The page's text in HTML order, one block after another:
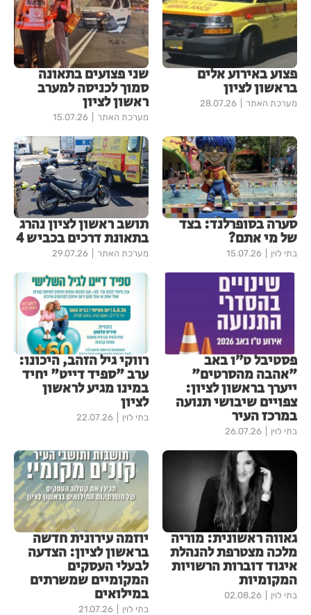
פצוע באירוע אלים
בראשון לציון
מערכת האתר 28.07.26
שני פצועים בתאונה
סמוך לכניסה למערב
ראשון לציון
מערכת האתר 15.07.26
סערה בסופרלנד: בצד
של מי אתם?
בתי לוין 15.07.26
תושב ראשון לציון נהרג
בתאונת דרכים בכביש 4
מערכת האתר 29.07.26
פסטיבל ט״ו באב
"אהבה מהסרטים"
ייערך בראשון לציון:
צפויים שיבושי תנועה
במרכז העיר
בתי לוין 26.07.26
רווקי גיל הזהב, היכונו:
ערב "ספיד דייט" יחיד
במינו מגיע לראשון
לציון
בתי לוין 22.07.26
גאווה ראשונית: מוריה
מלכה מצטרפת להנהלת
איגוד דוברות הרשויות
המקומיות
בתי לוין 02.08.26
יוזמה עירונית חדשה
בראשון לציון: הצדעה
לבעלי העסקים
המקומיים שמשרתים
במילואים
בתי לוין 21.07.26